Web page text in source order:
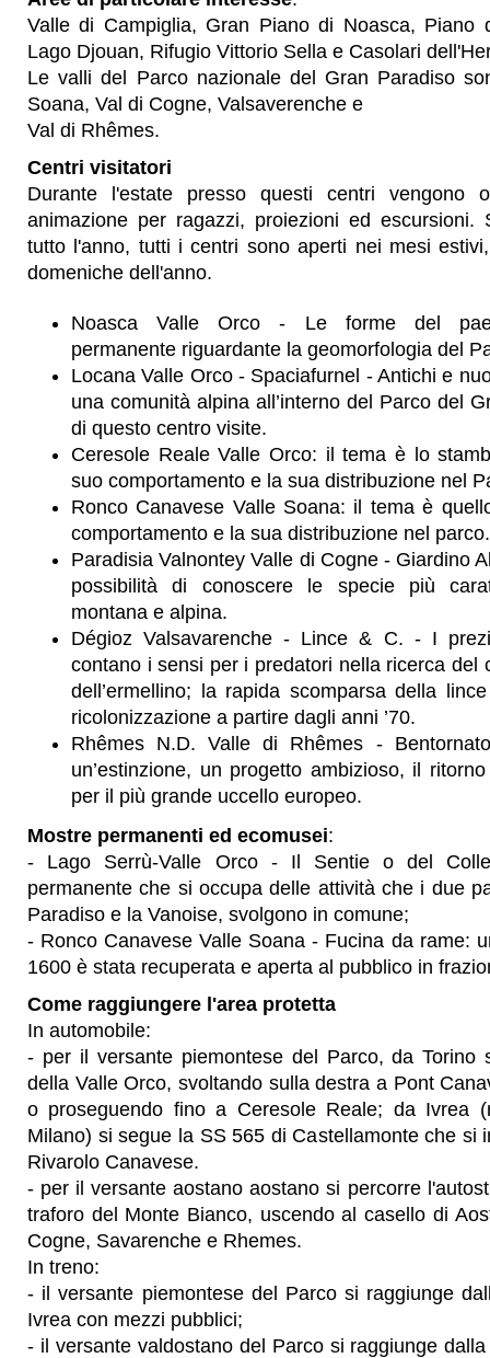
Valle di Campiglia, Gran Piano di Noasca, Piano
Lago Djouan, Rifugio Vittorio Sella e Casolari
Le valli del Parco nazionale del Gran Paradiso
Soana, Val di Cogne, Valsaverenche e
Val di Rhêmes.
Centri visitatori
Durante l'estate presso questi centri vengono
animazione per ragazzi, proiezioni ed escursioni.
tutto l'anno, tutti i centri sono aperti nei mesi
domeniche dell'anno.
Noasca Valle Orco - Le forme del
permanente riguardante la geomorfologia del
Locana Valle Orco - Spaciafurnel - Antichi e
una comunità alpina all’interno del Parco del
di questo centro visite.
Ceresole Reale Valle Orco: il tema è lo
suo comportamento e la sua distribuzione nel
Ronco Canavese Valle Soana: il tema è
comportamento e la sua distribuzione nel parco.
Paradisia Valnontey Valle di Cogne - Giardino
possibilità di conoscere le specie più
montana e alpina.
Dégioz Valsavarenche - Lince & C. - I
contano i sensi per i predatori nella ricerca del
dell’ermellino; la rapida scomparsa della
ricolonizzazione a partire dagli anni ’70.
Rhêmes N.D. Valle di Rhêmes -
un’estinzione, un progetto ambizioso, il
per il più grande uccello europeo.
Mostre permanenti ed ecomusei:
- Lago Serrù-Valle Orco - Il Sentie o del
permanente che si occupa delle attività che i due
Paradiso e la Vanoise, svolgono in comune;
- Ronco Canavese Valle Soana - Fucina da rame:
1600 è stata recuperata e aperta al pubblico in
Come raggiungere l'area protetta
In automobile:
- per il versante piemontese del Parco, da Torino
della Valle Orco, svoltando sulla destra a Pont
o proseguendo fino a Ceresole Reale; da Ivrea
Milano) si segue la SS 565 di Castellamonte che si
Rivarolo Canavese.
- per il versante aostano aostano si percorre
traforo del Monte Bianco, uscendo al casello di
Cogne, Savarenche e Rhemes.
In treno:
- il versante piemontese del Parco si raggiunge
Ivrea con mezzi pubblici;
- il versante valdostano del Parco si raggiunge